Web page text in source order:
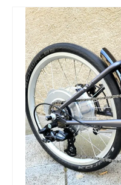
öffnungszeiten /
leasing / finanzierung
preistool
kalender
specials
tout terrain
urban arrow
impressum